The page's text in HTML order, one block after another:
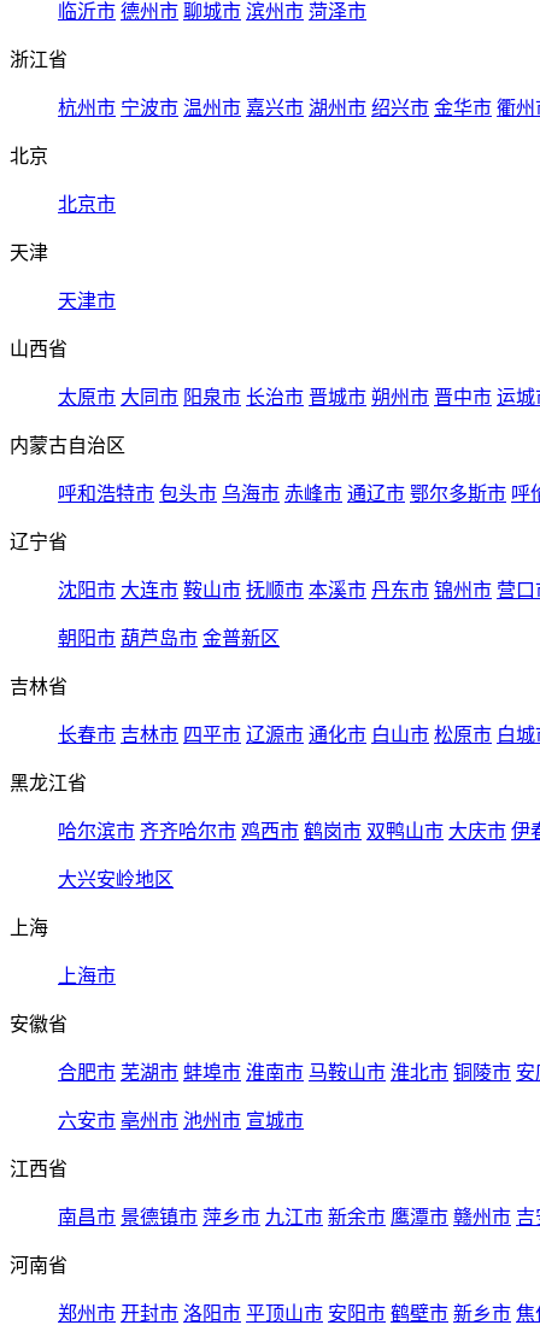
临沂市 德州市 聊城市 滨州市 菏泽市
浙江省
杭州市 宁波市 温州市 嘉兴市 湖州市 绍兴市 金华市 衢州
北京
北京市
天津
天津市
山西省
太原市 大同市 阳泉市 长治市 晋城市 朔州市 晋中市 运城
内蒙古自治区
呼和浩特市 包头市 乌海市 赤峰市 通辽市 鄂尔多斯市 呼
辽宁省
沈阳市 大连市 鞍山市 抚顺市 本溪市 丹东市 锦州市 营口
朝阳市 葫芦岛市 金普新区
吉林省
长春市 吉林市 四平市 辽源市 通化市 白山市 松原市 白城
黑龙江省
哈尔滨市 齐齐哈尔市 鸡西市 鹤岗市 双鸭山市 大庆市 伊
大兴安岭地区
上海
上海市
安徽省
合肥市 芜湖市 蚌埠市 淮南市 马鞍山市 淮北市 铜陵市 安
六安市 亳州市 池州市 宣城市
江西省
南昌市 景德镇市 萍乡市 九江市 新余市 鹰潭市 赣州市 吉
河南省
郑州市 开封市 洛阳市 平顶山市 安阳市 鹤壁市 新乡市 焦